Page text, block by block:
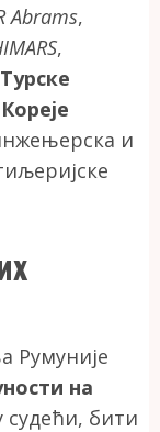
Abrams,
,
Турске
и
Румуније
на
судећи, бити